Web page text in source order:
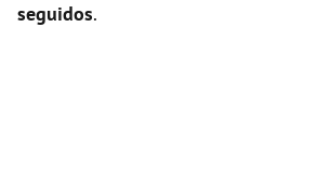
seguidos.